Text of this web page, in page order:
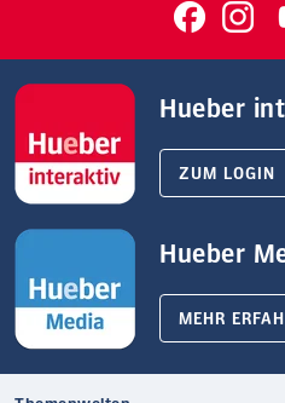
Hueber
ZUM LOGIN
Hueber
MEHR